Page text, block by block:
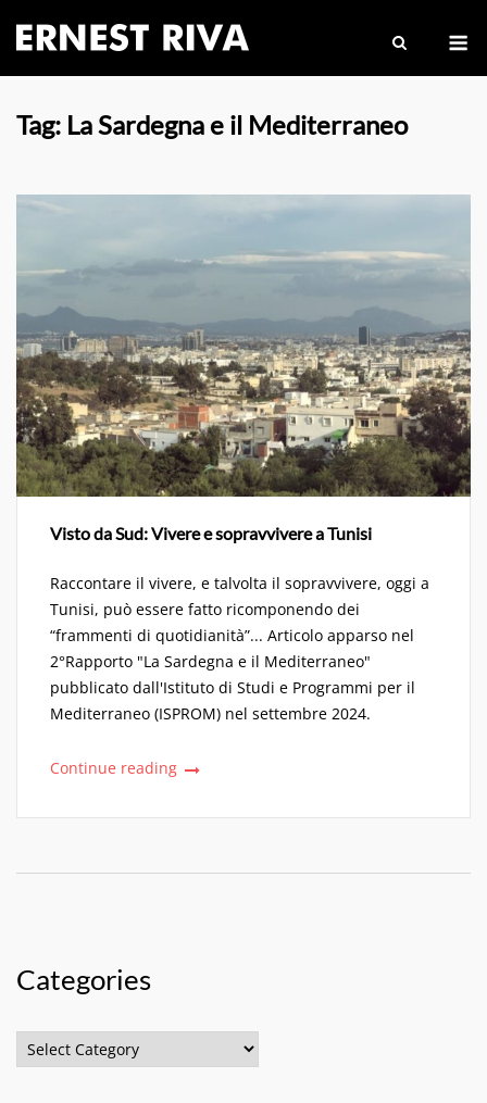
Tag: La Sardegna e il Mediterraneo
Visto da Sud: Vivere e sopravvivere a Tunisi
Raccontare il vivere, e talvolta il sopravvivere, oggi a
Tunisi, può essere fatto ricomponendo dei
“frammenti di quotidianità”... Articolo apparso nel
2°Rapporto "La Sardegna e il Mediterraneo"
pubblicato dall'Istituto di Studi e Programmi per il
Mediterraneo (ISPROM) nel settembre 2024.
Continue reading
Categories
Categories